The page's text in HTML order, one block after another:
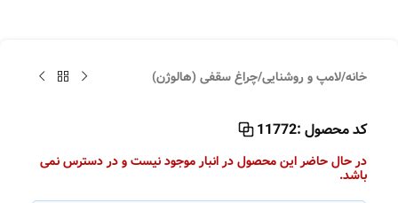
خانه/لامپ و روشنایی/چراغ سقفی (هالوژن)
کد محصول :11772
در حال حاضر این محصول در انبار موجود نیست و در دسترس نمی
باشد.